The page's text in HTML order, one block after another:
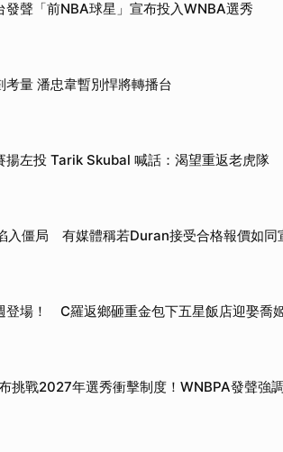
發聲「前NBA球星」宣布投入WNBA選秀
考量 潘忠韋暫別悍將轉播台
揚左投 Tarik Skubal 喊話：渴望重返老虎隊
入僵局 有媒體稱若Duran接受合格報價如同
登場！ C羅返鄉砸重金包下五星飯店迎娶喬
挑戰2027年選秀衝擊制度！WNBPA發聲強